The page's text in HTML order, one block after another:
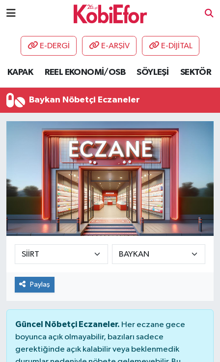
E-DERGİ E-ARŞİV E-DİJİTAL
KAPAK REEL EKONOMİ/OSB SÖYLEŞİ SEKTÖR
Baykan Nöbetçi Eczaneler
Paylaş
Güncel Nöbetçi Eczaneler. Her eczane gece
boyunca açık olmayabilir, bazıları sadece
gerektiğinde açık kalabilir veya beklenmedik
AKADEMİ
DESTEK-TEŞVİK
ETKİNLİK
GÜNCEL
HABERLER
KAPAK
OSB
SEKTÖR
ŞİRKET PANO
SÖYLEŞİ
YAŞAM